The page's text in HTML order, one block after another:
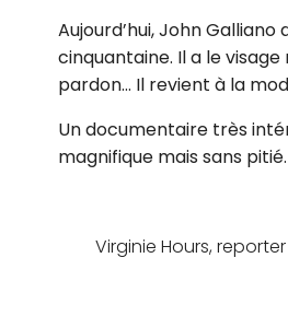
Aujourd’hui, John Galliano
cinquantaine. Il a le
pardon… Il revient à la
Un documentaire très
magnifique mais sans pitié.
Virginie Hours,